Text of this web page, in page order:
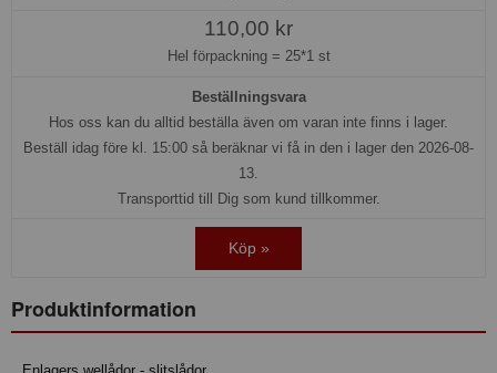
110,00 kr
Hel förpackning = 25*1 st
Beställningsvara
Hos oss kan du alltid beställa även om varan inte finns i lager.
Beställ idag före kl. 15:00 så beräknar vi få in den i lager den 2026-08-
13.
Transporttid till Dig som kund tillkommer.
Köp »
Produktinformation